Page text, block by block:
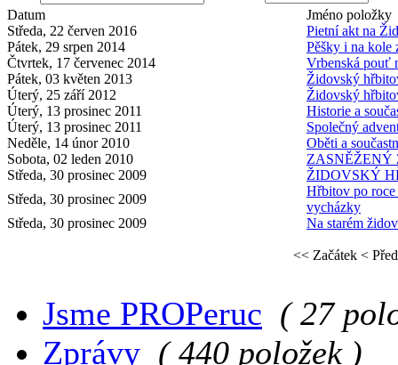
Datum
Jméno položky
Středa, 22 červen 2016
Pietní akt na
Pátek, 29 srpen 2014
Pěšky i na kole
Čtvrtek, 17 červenec 2014
Vrbenská pouť
Pátek, 03 květen 2013
Židovský
Úterý, 25 září 2012
Židovský
Úterý, 13 prosinec 2011
Historie a
Úterý, 13 prosinec 2011
Společný
Neděle, 14 únor 2010
Oběti a
Sobota, 02 leden 2010
Středa, 30 prosinec 2009
ŽIDOVSKÝ
Středa, 30 prosinec 2009
Hřbitov po
vycházky
Středa, 30 prosinec 2009
Na starém
<< Začátek <
Jsme PROPeruc ( 27
Zprávy ( 440 položek )